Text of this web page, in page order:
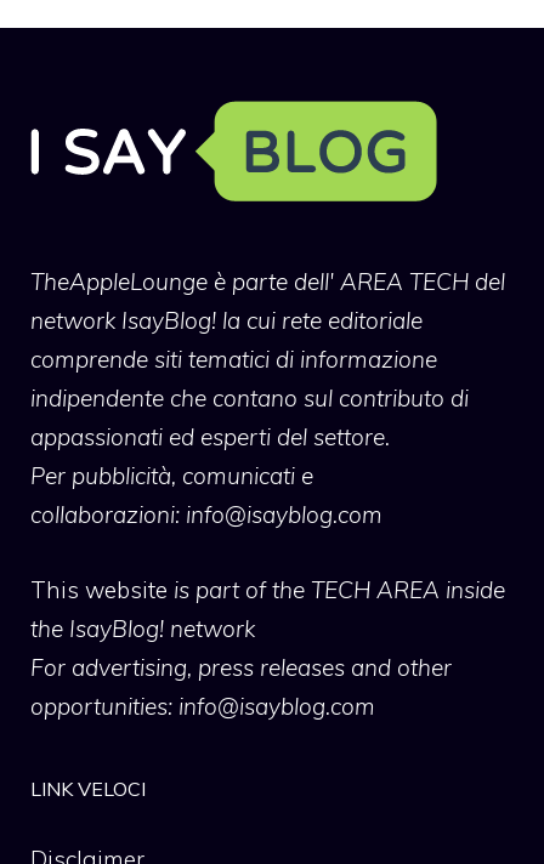
TheAppleLounge è parte dell' AREA TECH del
network IsayBlog! la cui rete editoriale
comprende siti tematici di informazione
indipendente che contano sul contributo di
appassionati ed esperti del settore.
Per pubblicità, comunicati e
collaborazioni: info@isayblog.com
This website is part of the TECH AREA inside
the IsayBlog! network
For advertising, press releases and other
opportunities: info@isayblog.com
LINK VELOCI